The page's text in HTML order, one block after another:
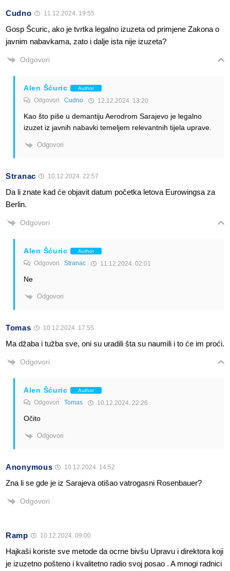
Cudno 11.12.2024. 19:55
Gosp Šcuric, ako je tvrtka legalno izuzeta od primjene Zakona o
javnim nabavkama, zato i dalje ista nije izuzeta?
Odgovori
Alen Šćuric Author
Odgovori Cudno 12.12.2024. 13:20
Kao što piše u demantiju Aerodrom Sarajevo je legalno
izuzet iz javnih nabavki temeljem relevantnih tijela uprave.
Odgovori
Stranac 10.12.2024. 22:57
Da li znate kad će objavit datum početka letova Eurowingsa za
Berlin.
Odgovori
Alen Šćuric Author
Odgovori Stranac 11.12.2024. 02:01
Ne
Odgovori
Tomas 10.12.2024. 17:55
Ma džaba i tužba sve, oni su uradili šta su naumili i to će im proći.
Odgovori
Alen Šćuric Author
Odgovori Tomas 10.12.2024. 22:26
Očito
Odgovori
Anonymous 10.12.2024. 14:52
Zna li se gde je iz Sarajeva otišao vatrogasni Rosenbauer?
Odgovori
Ramp 10.12.2024. 09:00
Hajkaši koriste sve metode da ocrne bivšu Upravu i direktora koji
je izuzetno pošteno i kvalitetno radio svoj posao . A mnogi radnici